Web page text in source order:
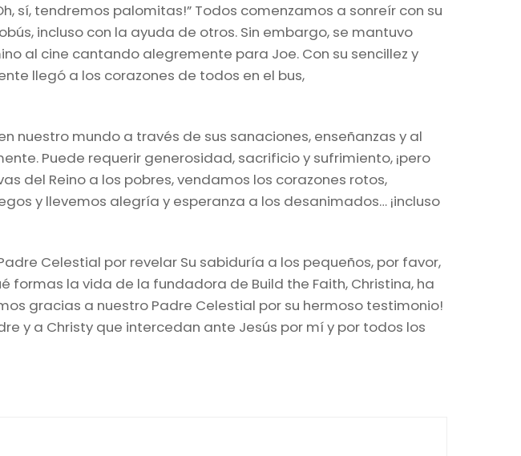
sí, tendremos palomitas!” Todos comenzamos a sonreír con su
incluso con la ayuda de otros. Sin embargo, se mantuvo
al cine cantando alegremente para Joe. Con su sencillez y
llegó a los corazones de todos en el bus,
nuestro mundo a través de sus sanaciones, enseñanzas y al
Puede requerir generosidad, sacrificio y sufrimiento, ¡pero
del Reino a los pobres, vendamos los corazones rotos,
y llevemos alegría y esperanza a los desanimados… ¡incluso
Celestial por revelar Su sabiduría a los pequeños, por favor,
la vida de la fundadora de Build the Faith, Christina, ha
gracias a nuestro Padre Celestial por su hermoso testimonio!
y a Christy que intercedan ante Jesús por mí y por todos los